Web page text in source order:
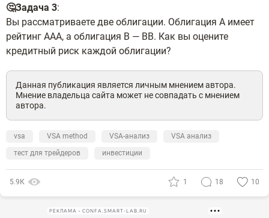
🤔Задача 3:
Вы рассматриваете две облигации. Облигация A имеет
рейтинг AAA, а облигация B — BB. Как вы оцените
кредитный риск каждой облигации?
Данная публикация является личным мнением автора.
Мнение владельца сайта может не совпадать с мнением
автора.
vsa VSA method VSA-анализ
VSA анализ
тест для трейдеров
инвестиции
5.9К 1 18 10
РЕКЛАМА • CONFA.SMART-LAB.RU